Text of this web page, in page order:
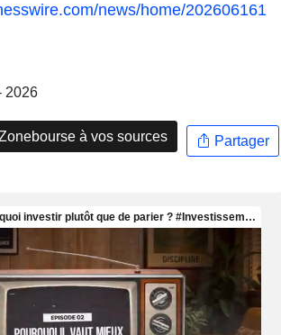
news/home/202606161
2026
à vos sources Partager